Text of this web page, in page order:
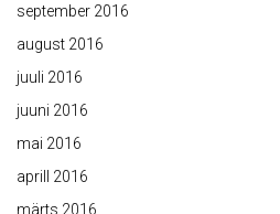
september 2016
august 2016
juuli 2016
juuni 2016
mai 2016
aprill 2016
märts 2016